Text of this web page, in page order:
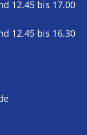
12.45 bis 17.00
12.45 bis 16.30